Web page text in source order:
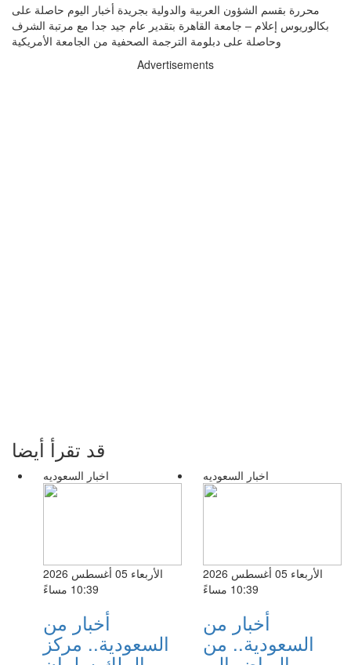
محررة بقسم الشؤون العربية والدولية بجريدة أخبار اليوم حاصلة على
بكالوريوس إعلام – جامعة القاهرة بتقدير عام جيد جدا مع مرتبة الشرف
وحاصلة على دبلومة الترجمة الصحفية من الجامعة الأمريكية
Advertisements
قد تقرأ أيضا
اخبار السعوديه
الأربعاء 05 أغسطس 2026
10:39 مساءً
أخبار من
السعودية.. مركز
اخبار السعوديه
الأربعاء 05 أغسطس 2026
10:39 مساءً
أخبار من
السعودية.. من